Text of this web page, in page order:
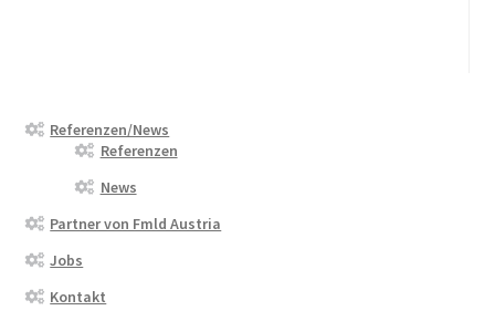
Referenzen/News
Referenzen
News
Partner von Fmld Austria
Jobs
Kontakt